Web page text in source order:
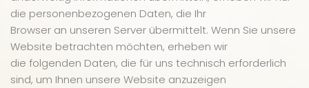
die personenbezogenen Daten, die Ihr
Browser an unseren Server übermittelt. Wenn Sie unsere
Website betrachten möchten, erheben wir
die folgenden Daten, die für uns technisch erforderlich
sind, um Ihnen unsere Website anzuzeigen